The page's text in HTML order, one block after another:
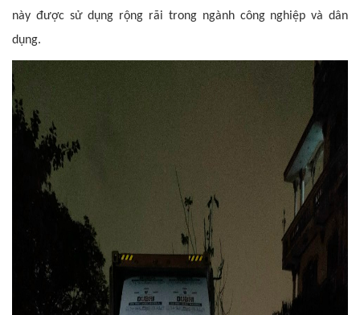
này được sử dụng rộng rãi trong ngành công nghiệp và dân
dụng.